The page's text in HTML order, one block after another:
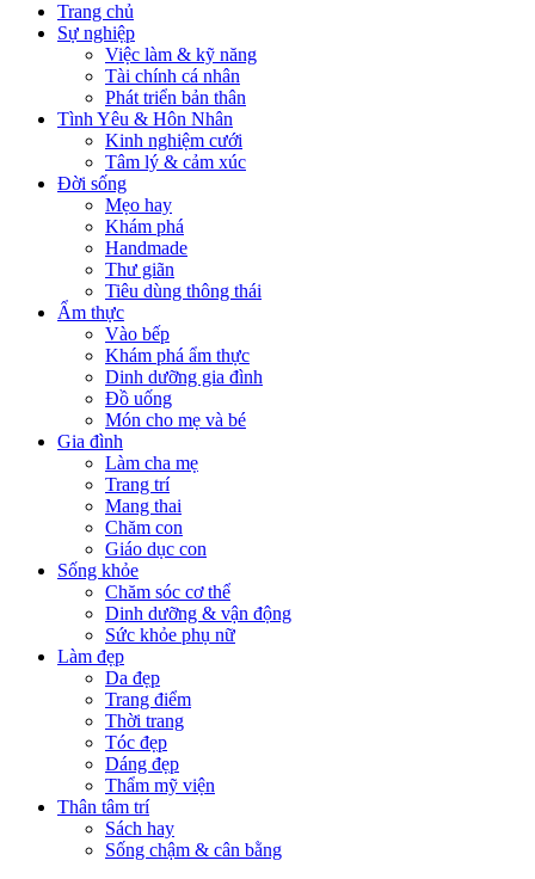
Trang chủ
Sự nghiệp
Việc làm & kỹ năng
Tài chính cá nhân
Phát triển bản thân
Tình Yêu & Hôn Nhân
Kinh nghiệm cưới
Tâm lý & cảm xúc
Đời sống
Mẹo hay
Khám phá
Handmade
Thư giãn
Tiêu dùng thông thái
Ẩm thực
Vào bếp
Khám phá ẩm thực
Dinh dưỡng gia đình
Đồ uống
Món cho mẹ và bé
Gia đình
Làm cha mẹ
Trang trí
Mang thai
Chăm con
Giáo dục con
Sống khỏe
Chăm sóc cơ thể
Dinh dưỡng & vận động
Sức khỏe phụ nữ
Làm đẹp
Da đẹp
Trang điểm
Thời trang
Tóc đẹp
Dáng đẹp
Thẩm mỹ viện
Thân tâm trí
Sách hay
Sống chậm & cân bằng